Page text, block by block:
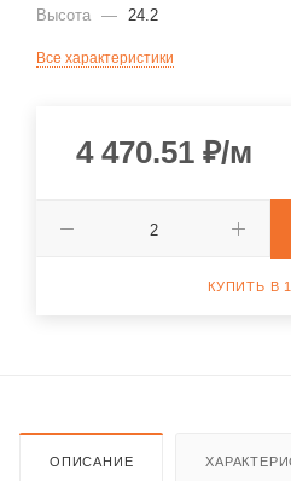
Высота — 24.2
Все характеристики
4 470.51 ₽/м
КУПИТЬ В
ОПИСАНИЕ